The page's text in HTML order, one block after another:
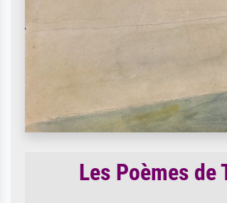
Les Poèmes de